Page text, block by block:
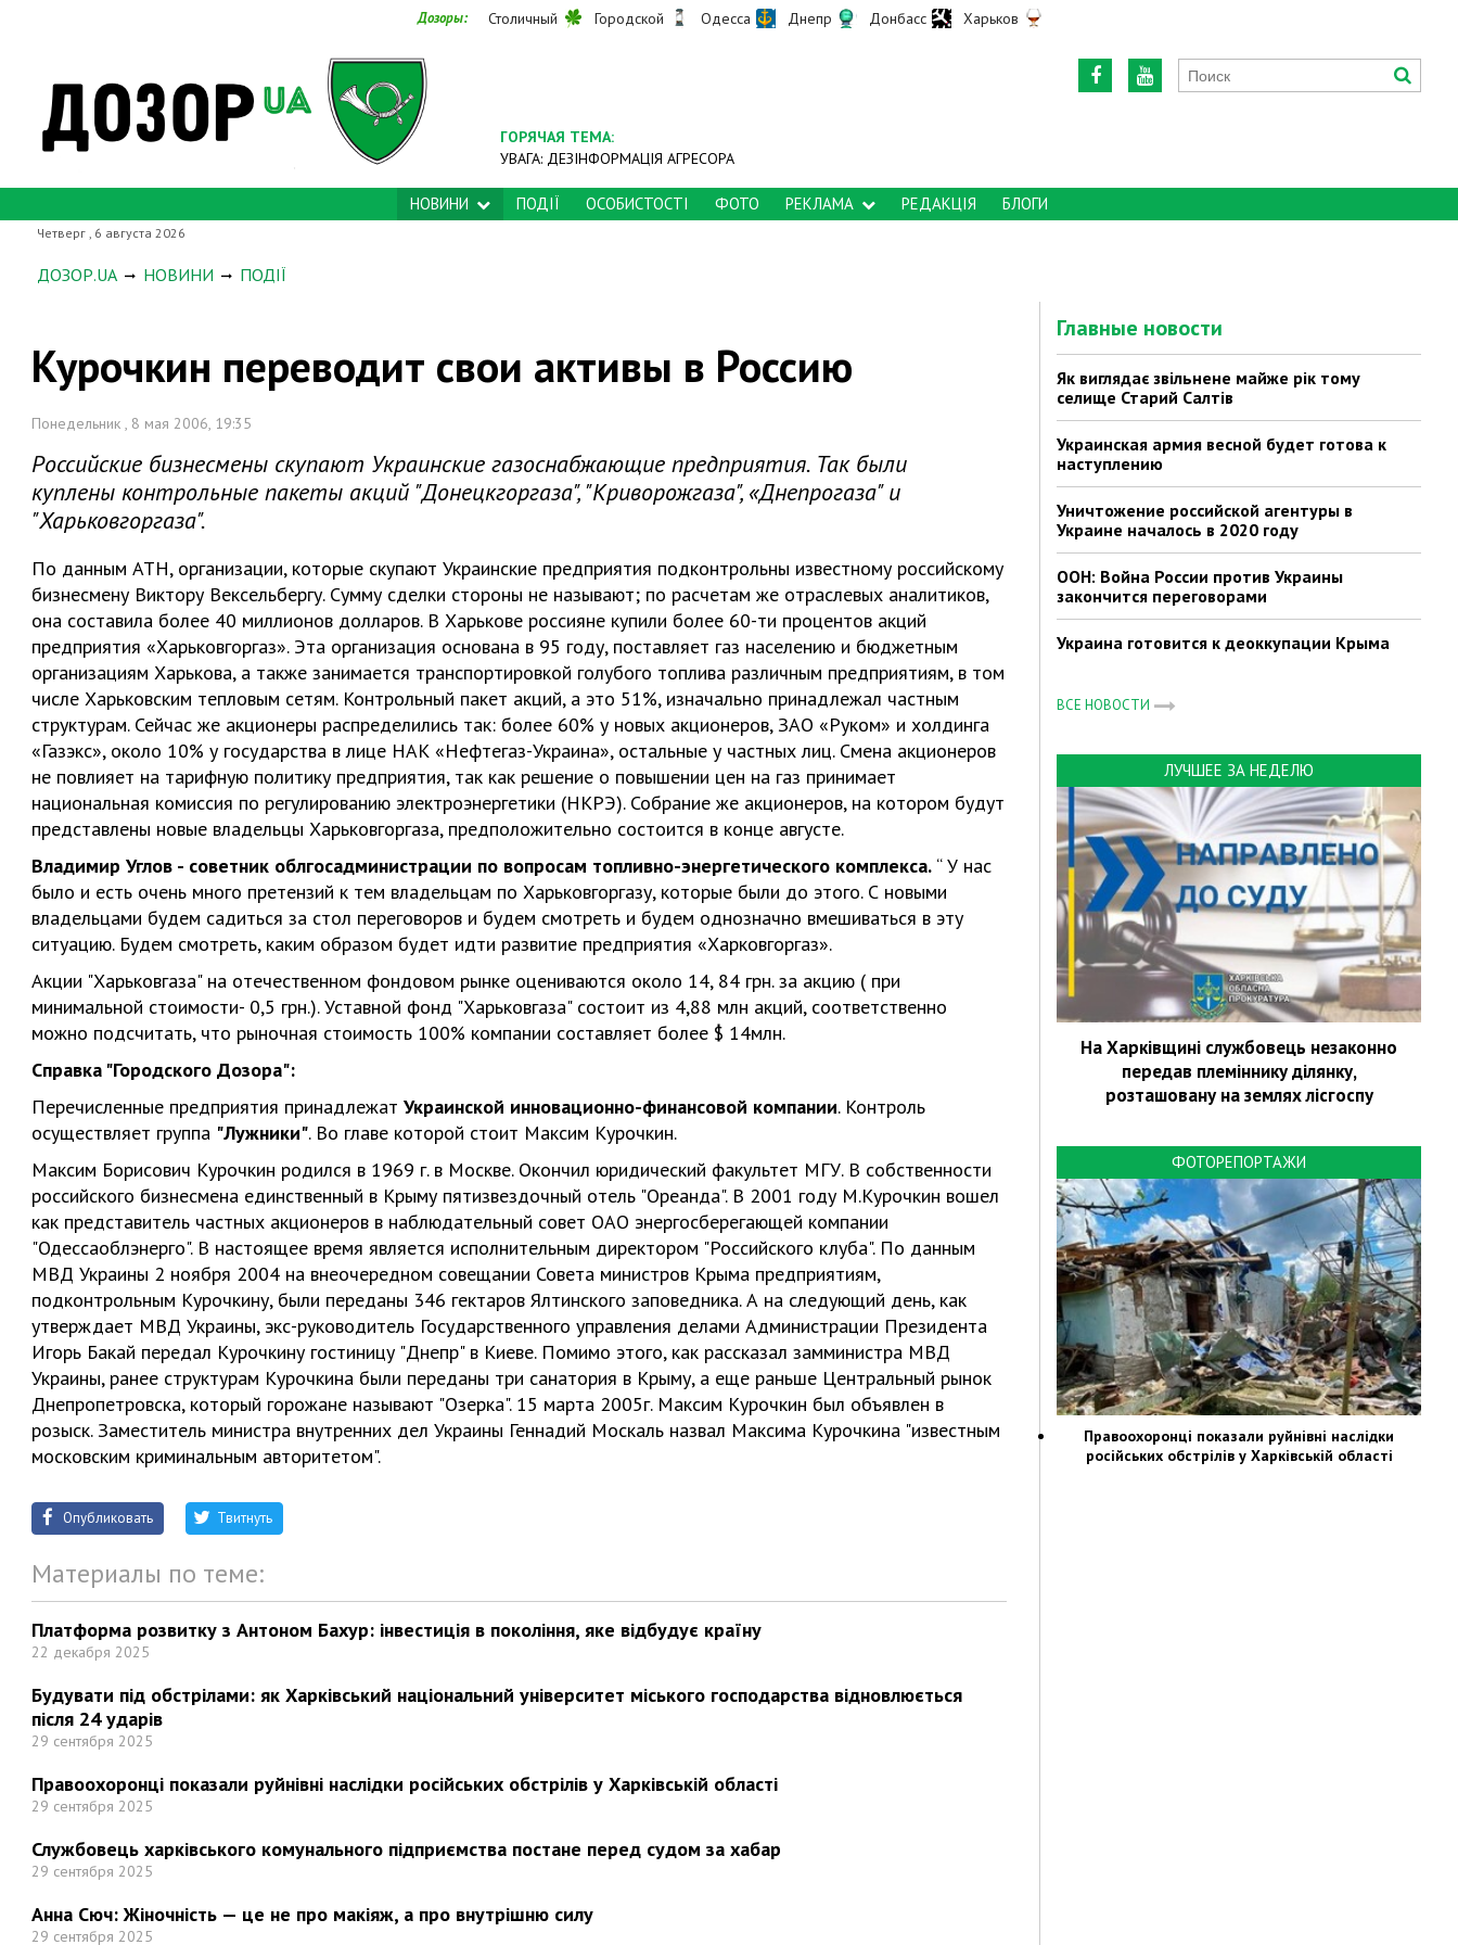
Дозоры: Столичный Городской Одесса Днепр Донбасс Харьков
ГОРЯЧАЯ ТЕМА:
УВАГА: ДЕЗІНФОРМАЦІЯ АГРЕСОРА
НОВИНИ ПОДІЇ ОСОБИСТОСТІ ФОТО РЕКЛАМА РЕДАКЦІЯ БЛОГИ
Четверг , 6 августа 2026
ДОЗОР.UA НОВИНИ ПОДІЇ
Курочкин переводит свои активы в Россию
Понедельник , 8 мая 2006, 19:35
Российские бизнесмены скупают Украинские газоснабжающие предприятия. Так были
куплены контрольные пакеты акций "Донецкгоргаза", "Криворожгаза", «Днепрогаза" и
"Харьковгоргаза".
По данным АТН, организации, которые скупают Украинские предприятия подконтрольны известному российскому
бизнесмену Виктору Вексельбергу. Сумму сделки стороны не называют; по расчетам же отраслевых аналитиков,
она составила более 40 миллионов долларов. В Харькове россияне купили более 60-ти процентов акций
предприятия «Харьковгоргаз». Эта организация основана в 95 году, поставляет газ населению и бюджетным
организациям Харькова, а также занимается транспортировкой голубого топлива различным предприятиям, в том
числе Харьковским тепловым сетям. Контрольный пакет акций, а это 51%, изначально принадлежал частным
структурам. Сейчас же акционеры распределились так: более 60% у новых акционеров, ЗАО «Руком» и холдинга
«Газэкс», около 10% у государства в лице НАК «Нефтегаз-Украина», остальные у частных лиц. Смена акционеров
не повлияет на тарифную политику предприятия, так как решение о повышении цен на газ принимает
национальная комиссия по регулированию электроэнергетики (НКРЭ). Собрание же акционеров, на котором будут
представлены новые владельцы Харьковгоргаза, предположительно состоится в конце августе.
Владимир Углов - советник облгосадминистрации по вопросам топливно-энергетического комплекса. “ У нас
было и есть очень много претензий к тем владельцам по Харьковгоргазу, которые были до этого. С новыми
владельцами будем садиться за стол переговоров и будем смотреть и будем однозначно вмешиваться в эту
ситуацию. Будем смотреть, каким образом будет идти развитие предприятия «Харковгоргаз».
Акции "Харьковгаза" на отечественном фондовом рынке оцениваются около 14, 84 грн. за акцию ( при
минимальной стоимости- 0,5 грн.). Уставной фонд "Харьковгаза" состоит из 4,88 млн акций, соответственно
можно подсчитать, что рыночная стоимость 100% компании составляет более $ 14млн.
Справка "Городского Дозора":
Перечисленные предприятия принадлежат Украинской инновационно-финансовой компании. Контроль
осуществляет группа "Лужники". Во главе которой стоит Максим Курочкин.
Максим Борисович Курочкин родился в 1969 г. в Москве. Окончил юридический факультет МГУ. В собственности
российского бизнесмена единственный в Крыму пятизвездочный отель "Ореанда". В 2001 году М.Курочкин вошел
как представитель частных акционеров в наблюдательный совет ОАО энергосберегающей компании
"Одессаоблэнерго". В настоящее время является исполнительным директором "Российского клуба". По данным
МВД Украины 2 ноября 2004 на внеочередном совещании Совета министров Крыма предприятиям,
подконтрольным Курочкину, были переданы 346 гектаров Ялтинского заповедника. А на следующий день, как
утверждает МВД Украины, экс-руководитель Государственного управления делами Администрации Президента
Игорь Бакай передал Курочкину гостиницу "Днепр" в Киеве. Помимо этого, как рассказал замминистра МВД
Украины, ранее структурам Курочкина были переданы три санатория в Крыму, а еще раньше Центральный рынок
Днепропетровска, который горожане называют "Озерка". 15 марта 2005г. Максим Курочкин был объявлен в
розыск. Заместитель министра внутренних дел Украины Геннадий Москаль назвал Максима Курочкина "известным
московским криминальным авторитетом".
Опубликовать Твитнуть
Материалы по теме:
Платформа розвитку з Антоном Бахур: інвестиція в покоління, яке відбудує країну
22 декабря 2025
Будувати під обстрілами: як Харківський національний університет міського господарства відновлюється
після 24 ударів
29 сентября 2025
Правоохоронці показали руйнівні наслідки російських обстрілів у Харківській області
29 сентября 2025
Службовець харківського комунального підприємства постане перед судом за хабар
29 сентября 2025
Анна Сюч: Жіночність — це не про макіяж, а про внутрішню силу
29 сентября 2025
Главные новости
Як виглядає звільнене майже рік тому
селище Старий Салтів
Украинская армия весной будет готова к
наступлению
Уничтожение российской агентуры в
Украине началось в 2020 году
ООН: Война России против Украины
закончится переговорами
Украина готовится к деоккупации Крыма
ВСЕ НОВОСТИ
ЛУЧШЕЕ ЗА НЕДЕЛЮ
На Харківщині службовець незаконно
передав племіннику ділянку,
розташовану на землях лісгоспу
ФОТОРЕПОРТАЖИ
Правоохоронці показали руйнівні наслідки
російських обстрілів у Харківській області